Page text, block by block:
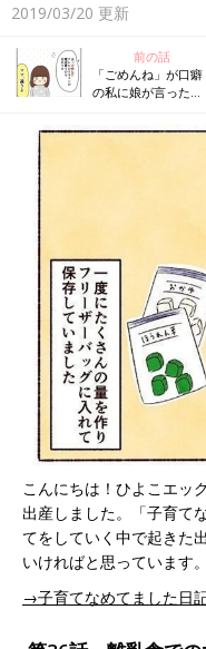
2019/03/20 更新
前の話
「ごめんね」が口癖
の私に娘が言ったこ
した日記#35】
こんにちは！ひよこエッ
出産しました。「子育て
てをしていく中で起きた
いければと思っています。
→子育てなめてました日